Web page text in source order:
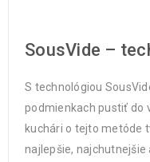
SousVide –
S technológiou
podmienkach pustiť do
kuchári o tejto metóde
najlepšie, najchutnejšie